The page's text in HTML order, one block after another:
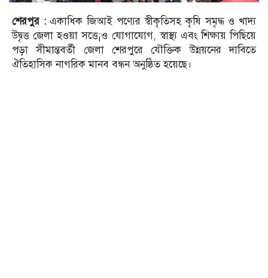
শেরপুর :একাধিক জিআই পণ্যের স্বীকৃতিসহ কৃষি সমৃদ্ধ ও খাদ্য
উদ্বৃত্ত জেলা হওয়া সত্তে¡ও যোগাযোগ, স্বাস্থ্য এবং শিক্ষায় পিছিয়ে
পড়া সীমান্তবর্তী জেলা শেরপুরে যৌক্তিক উন্নয়নের দাবিতে
ঐতিহাসিক নাগরিক মানব বন্ধন অনুষ্ঠিত হয়েছে।